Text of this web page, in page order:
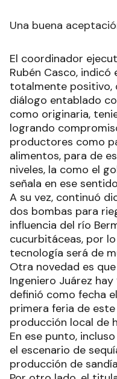
Una buena
El coordinador
Rubén Casco,
totalmente positivo,
diálogo entablado
como originaria,
logrando
productores como
alimentos, para de
niveles, la como el
señala en ese
A su vez, continuó
dos bombas para
influencia del río
cucurbitáceas, por
tecnología será de
Otra novedad es
Ingeniero Juárez
definió como fecha
primera feria de
producción local de
En ese punto,
el escenario de
producción de